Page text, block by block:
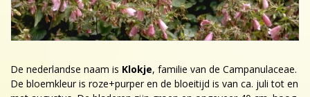
De nederlandse naam is Klokje, familie van de Campanulaceae.
De bloemkleur is roze+purper en de bloeitijd is van ca. juli tot en